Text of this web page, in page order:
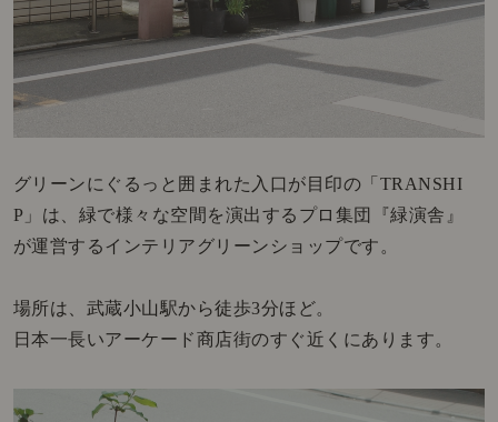
グリーンにぐるっと囲まれた入口が目印の「TRANSHI
P」は、緑で様々な空間を演出するプロ集団『緑演舎』
が運営するインテリアグリーンショップです。
場所は、武蔵小山駅から徒歩3分ほど。
日本一長いアーケード商店街のすぐ近くにあります。